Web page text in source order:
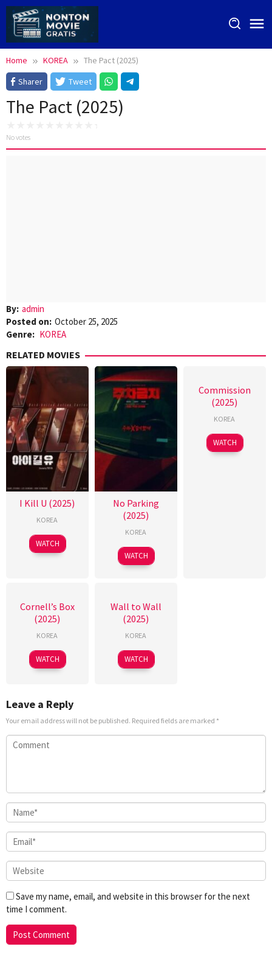
Skip
content
Home KOREA
The Pact (2025)
Sharer
Tweet
The Pact (2025)
No votes
By: admin
Posted on: October 25, 2025
Genre: KOREA
RELATED MOVIES
I Kill U (2025)
KOREA
WATCH
No Parking
(2025)
KOREA
WATCH
Commission
(2025)
KOREA
WATCH
Cornell’s Box
(2025)
KOREA
WATCH
Wall to Wall
(2025)
KOREA
WATCH
Leave a Reply
Your email address will not be published. Required fields are marked *
Save my name, email, and website in this browser for the next
time I comment.